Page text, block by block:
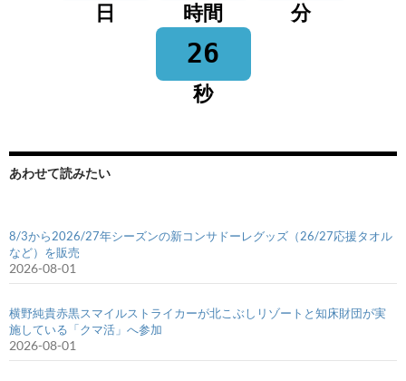
日 時間 分
26
秒
あわせて読みたい
8/3から2026/27年シーズンの新コンサドーレグッズ（26/27応援タオル
など）を販売
2026-08-01
横野純貴赤黒スマイルストライカーが北こぶしリゾートと知床財団が実
施している「クマ活」へ参加
2026-08-01